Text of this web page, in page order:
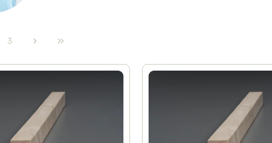
Seite
3